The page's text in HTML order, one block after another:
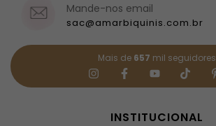
Mande-nos email
sac@amarbiquinis.com.br
Mais de 657 mil seguidores
INSTITUCIONAL